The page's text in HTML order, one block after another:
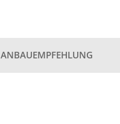
ANBAUEMPFEHLUNG